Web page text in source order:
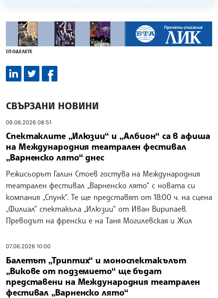
СПОДЕЛЕТЕ
СВЪРЗАНИ НОВИНИ
09.06.2026 08:51
Спектаклите „Илюзии“ и „Албион“ са в афиша
на Международния театрален фестивал
„Варненско лято“ днес
Режисьорът Галин Стоев гостува на Международния
театрален фестивал „Варненско лято“ с новата си
компания „Спунк“. Те ще представят от 18:00 ч. на сцена
„Филиал“ спектакъла „Илюзии“ от Иван Вирипаев.
Преводът на френски е на Таня Могилевская и Жил
07.06.2026 10:00
Балетът „Триптих“ и моноспектакълът
„Викове от подземието“ ще бъдат
представени на Международния театрален
фестивал „Варненско лято“